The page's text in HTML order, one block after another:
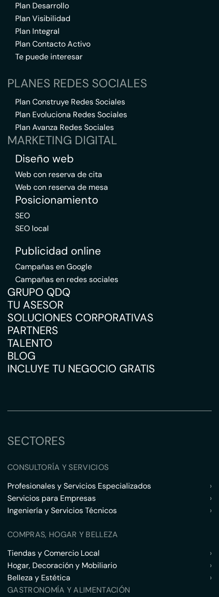
Plan Desarrollo
Plan Visibilidad
Plan Integral
Plan Contacto Activo
Te puede interesar
PLANES REDES SOCIALES
Plan Construye Redes Sociales
Plan Evoluciona Redes Sociales
Plan Avanza Redes Sociales
MARKETING DIGITAL
Diseño web
Web con reserva de cita
Web con reserva de mesa
Posicionamiento
SEO
SEO local
Publicidad online
Campañas en Google
Campañas en redes sociales
GRUPO QDQ
TU ASESOR
SOLUCIONES CORPORATIVAS
PARTNERS
TALENTO
BLOG
INCLUYE TU NEGOCIO GRATIS
SECTORES
CONSULTORÍA Y SERVICIOS
Profesionales y Servicios Especializados
›
Servicios para Empresas
›
Ingeniería y Servicios Técnicos
›
COMPRAS, HOGAR Y BELLEZA
Tiendas y Comercio Local
›
Hogar, Decoración y Mobiliario
›
Belleza y Estética
›
GASTRONOMÍA Y ALIMENTACIÓN